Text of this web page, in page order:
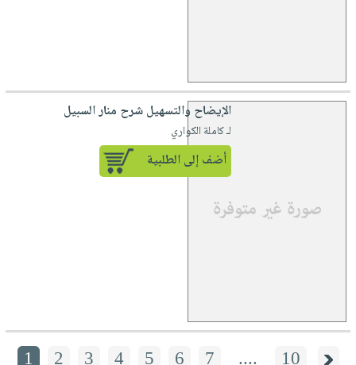
الإيضاح والتسهيل شرح منار السبيل
لـ كاملة الكواري
أضف إلى الطلبية
1 2 3 4 5 6 7 .... 10